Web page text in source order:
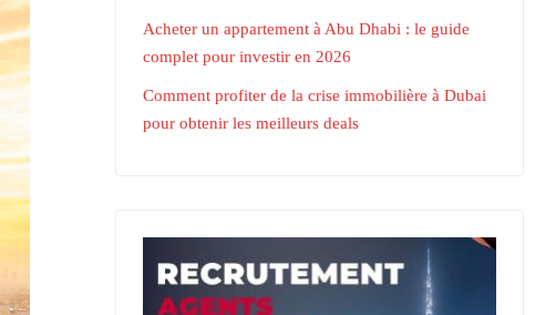
Acheter un appartement à Abu Dhabi : le guide
complet pour investir en 2026
Comment profiter de la crise immobilière à Dubai
pour obtenir les meilleurs deals